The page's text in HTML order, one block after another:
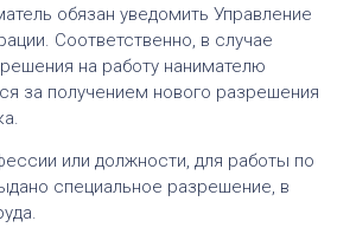
обязан уведомить Управление
Соответственно, в случае
на работу нанимателю
за получением нового разрешения
или должности, для работы по
специальное разрешение, в